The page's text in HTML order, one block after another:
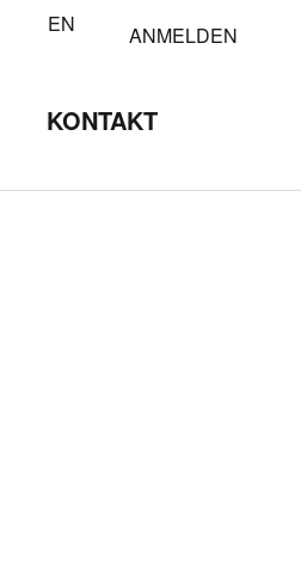
EN ANMELDEN
KONTAKT